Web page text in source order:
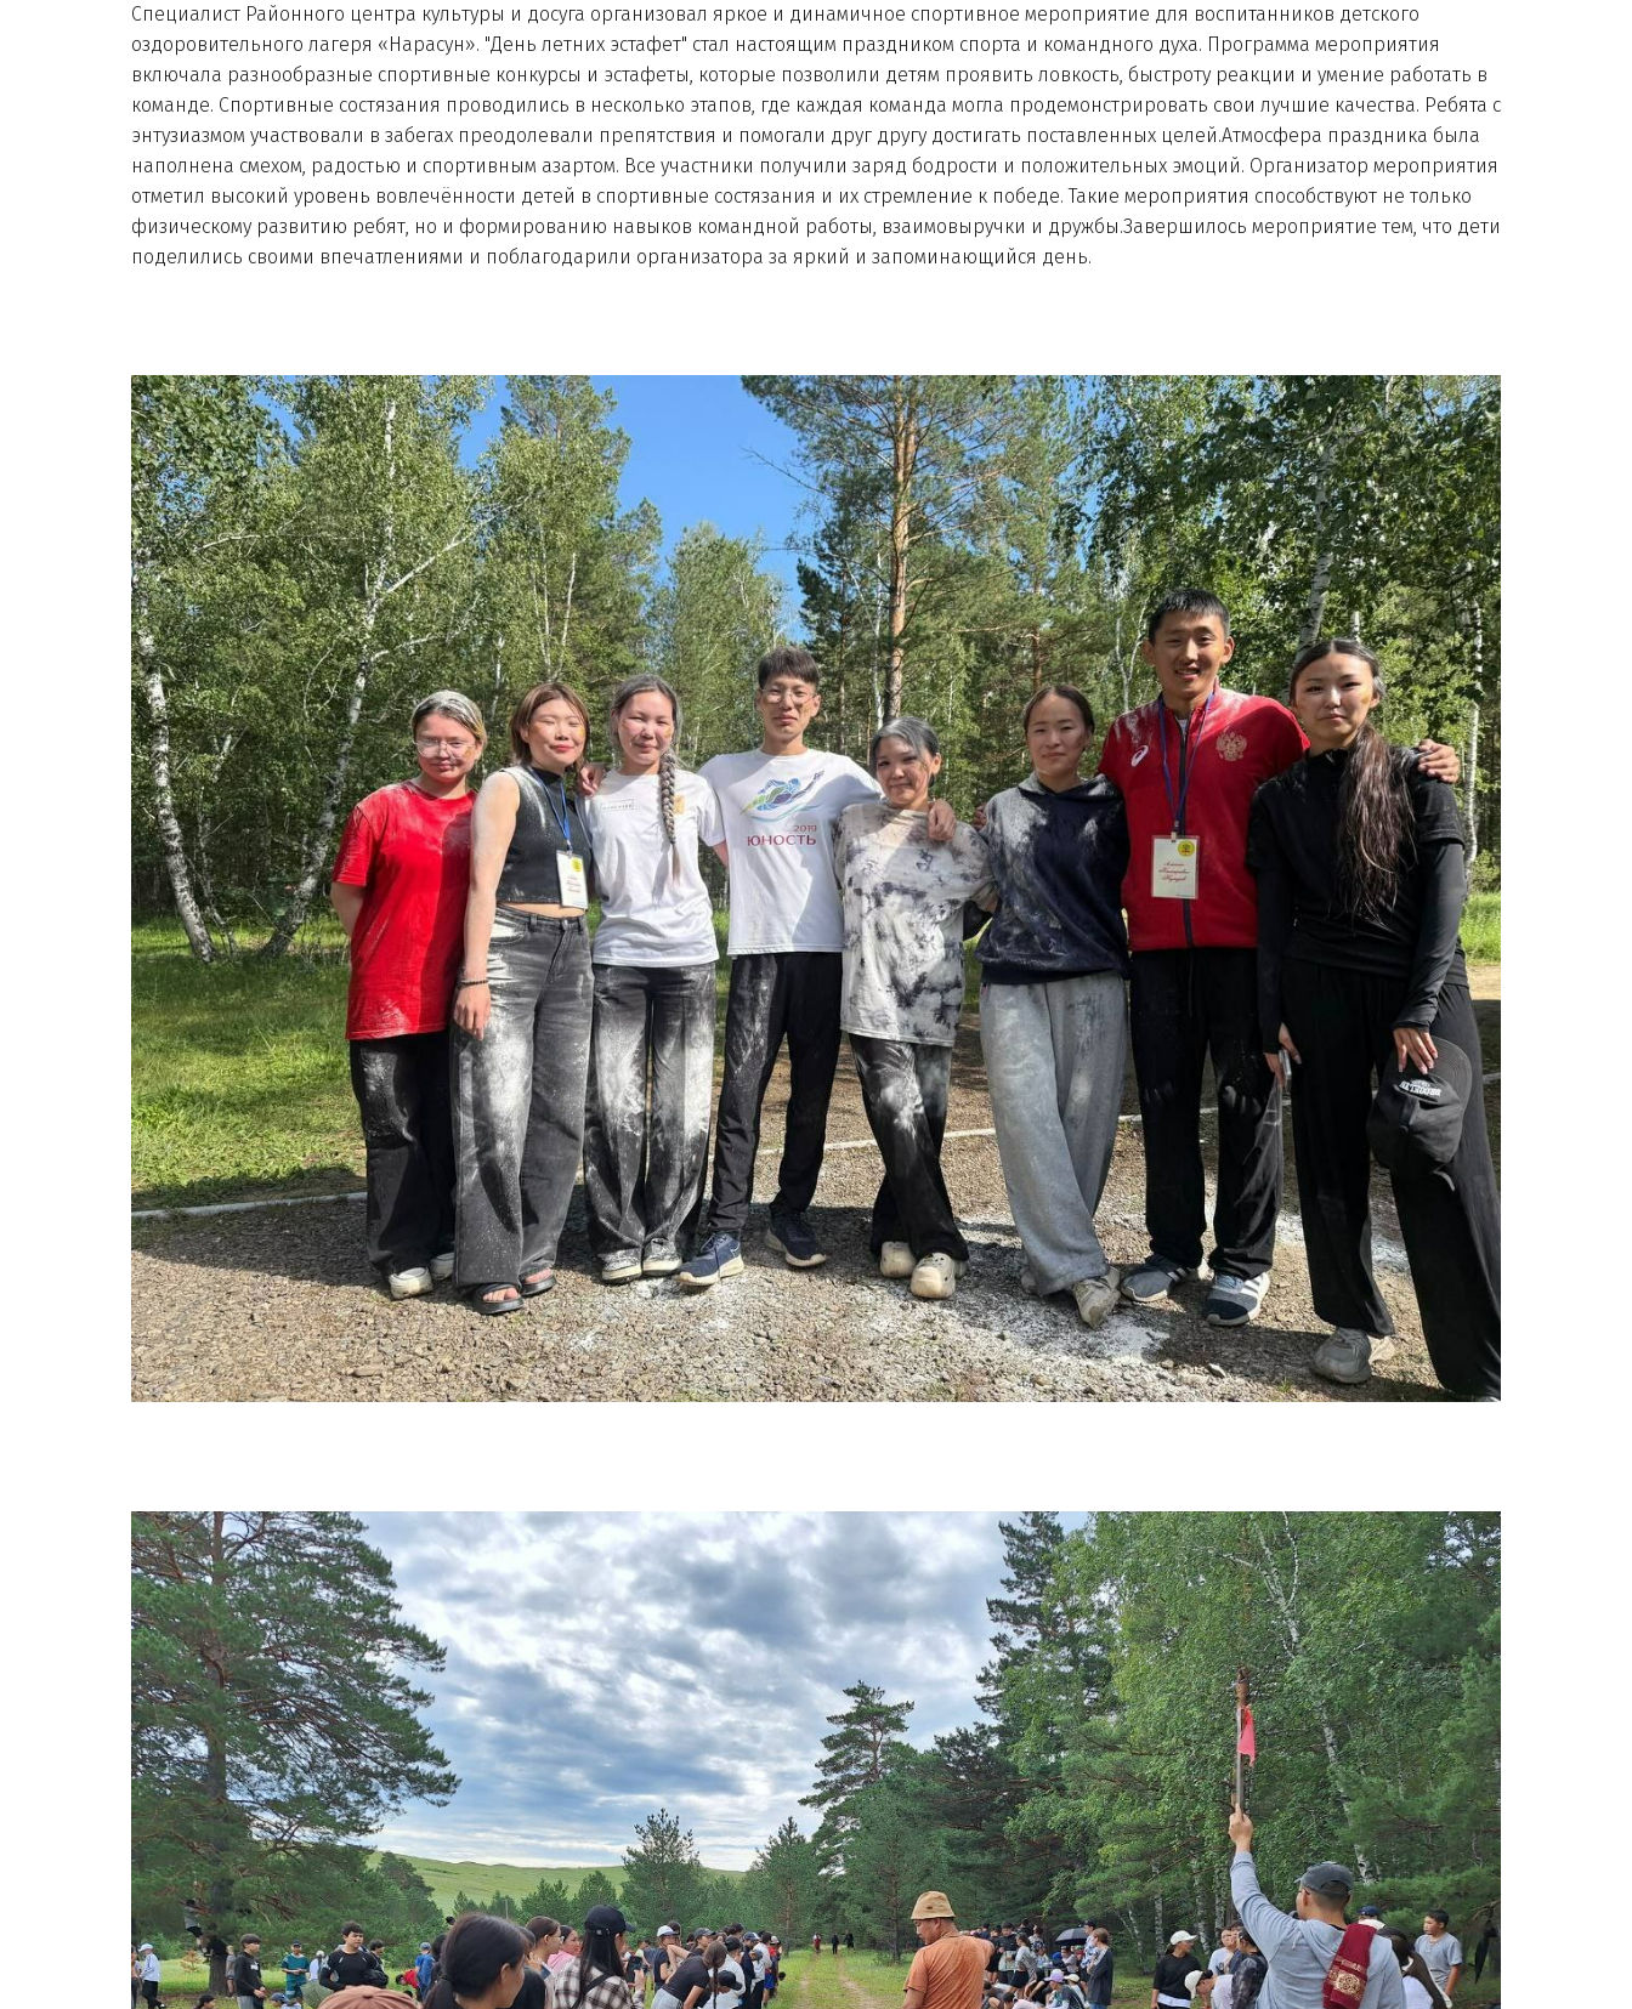
Специалист Районного центра культуры и досуга организовал яркое и динамичное спортивное мероприятие для воспитанников детского
оздоровительного лагеря «Нарасун». "День летних эстафет" стал настоящим праздником спорта и командного духа. Программа мероприятия
включала разнообразные спортивные конкурсы и эстафеты, которые позволили детям проявить ловкость, быстроту реакции и умение работать в
команде. Спортивные состязания проводились в несколько этапов, где каждая команда могла продемонстрировать свои лучшие качества. Ребята с
энтузиазмом участвовали в забегах преодолевали препятствия и помогали друг другу достигать поставленных целей.Атмосфера праздника была
наполнена смехом, радостью и спортивным азартом. Все участники получили заряд бодрости и положительных эмоций. Организатор мероприятия
отметил высокий уровень вовлечённости детей в спортивные состязания и их стремление к победе. Такие мероприятия способствуют не только
физическому развитию ребят, но и формированию навыков командной работы, взаимовыручки и дружбы.Завершилось мероприятие тем, что дети
поделились своими впечатлениями и поблагодарили организатора за яркий и запоминающийся день.